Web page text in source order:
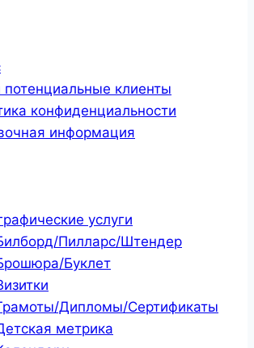
клиенты
конфиденциальности
информация
услуги
Пилларс/Штендер
Буклет
Дипломы/Сертификаты
метрика